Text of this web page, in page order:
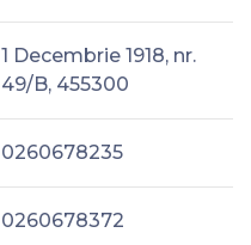
1 Decembrie 1918, nr.
49/B, 455300
0260678235
0260678372